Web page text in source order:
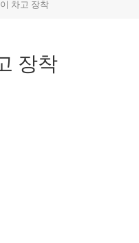
차고 장착
장착